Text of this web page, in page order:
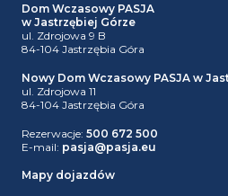
Dom Wczasowy PASJA
w Jastrzębiej Górze
ul. Zdrojowa 9 B
84-104 Jastrzębia Góra
Nowy Dom Wczasowy PASJA w
ul. Zdrojowa 11
84-104 Jastrzębia Góra
Rezerwacje: 500 672 500
E-mail: pasja@pasja.eu
Mapy dojazdów